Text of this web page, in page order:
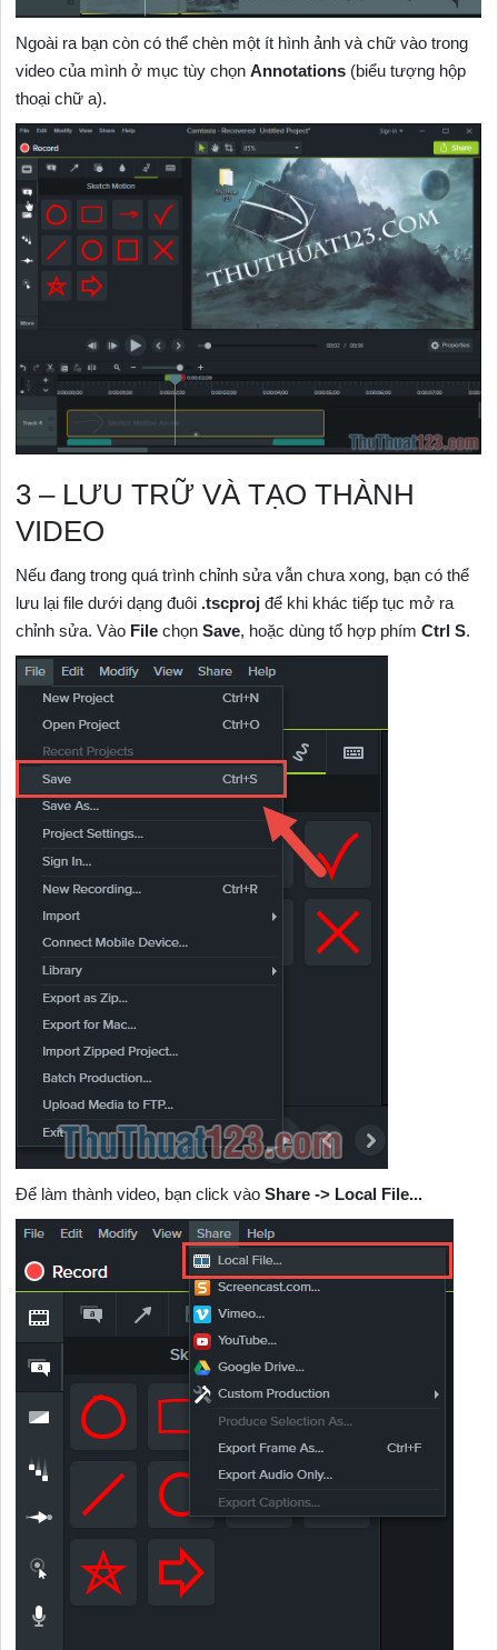
Ngoài ra bạn còn có thể chèn một ít hình ảnh và chữ vào trong
video của mình ở mục tùy chọnAnnotations (biểu tượng hộp
thoại chữ a).
3 – LƯU TRỮ VÀ TẠO THÀNH
VIDEO
Nếu đang trong quá trình chỉnh sửa vẫn chưa xong, bạn có thể
lưu lại file dưới dạng đuôi .tscprojđể khi khác tiếp tục mở ra
chỉnh sửa. Vào File chọnSave, hoặc dùng tổ hợp phímCtrl S.
Để làm thành video, bạn click vàoShare -> Local File...